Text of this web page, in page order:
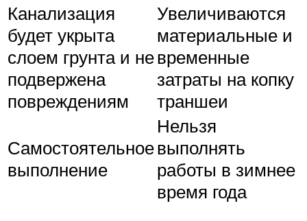
Канализация
будет укрыта
слоем грунта и не
подвержена
повреждениям
Увеличиваются
материальные и
временные
затраты на копку
траншеи
Самостоятельное
выполнение
Нельзя
выполнять
работы в зимнее
время года